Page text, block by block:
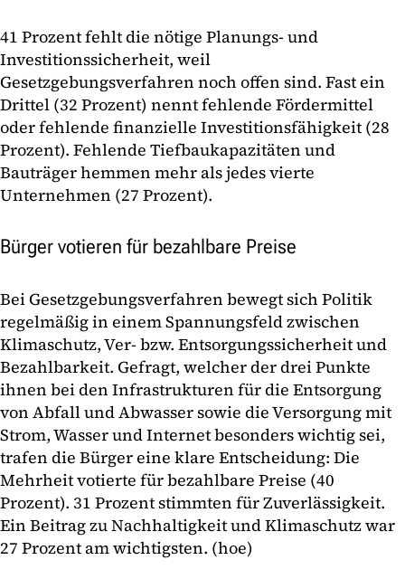
41 Prozent fehlt die nötige Planungs- und
Investitionssicherheit, weil
Gesetzgebungsverfahren noch offen sind. Fast ein
Drittel (32 Prozent) nennt fehlende Fördermittel
oder fehlende finanzielle Investitionsfähigkeit (28
Prozent). Fehlende Tiefbaukapazitäten und
Bauträger hemmen mehr als jedes vierte
Unternehmen (27 Prozent).
Bürger votieren für bezahlbare Preise
Bei Gesetzgebungsverfahren bewegt sich Politik
regelmäßig in einem Spannungsfeld zwischen
Klimaschutz, Ver- bzw. Entsorgungssicherheit und
Bezahlbarkeit. Gefragt, welcher der drei Punkte
ihnen bei den Infrastrukturen für die Entsorgung
von Abfall und Abwasser sowie die Versorgung mit
Strom, Wasser und Internet besonders wichtig sei,
trafen die Bürger eine klare Entscheidung: Die
Mehrheit votierte für bezahlbare Preise (40
Prozent). 31 Prozent stimmten für Zuverlässigkeit.
Ein Beitrag zu Nachhaltigkeit und Klimaschutz war
27 Prozent am wichtigsten. (hoe)